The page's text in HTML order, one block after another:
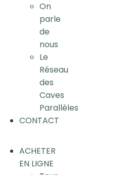
On
parle
de
nous
Le
Réseau
des
Caves
Parallèles
CONTACT
ACHETER
EN LIGNE